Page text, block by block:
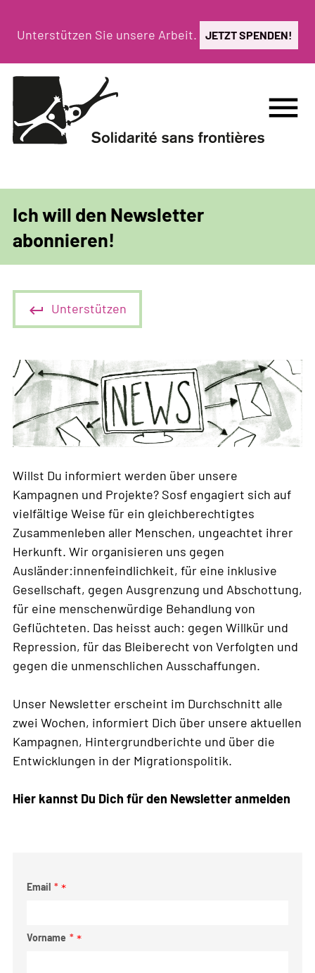
zumUnterstützen Sie unsere Arbeit. JETZT SPENDEN!
menu
Ich will den Newsletter
abonnieren!
Unterstützen
Willst Du informiert werden über unsere
Kampagnen und Projekte? Sosf engagiert sich auf
vielfältige Weise für ein gleichberechtigtes
Zusammenleben aller Menschen, ungeachtet ihrer
Herkunft. Wir organisieren uns gegen
Ausländer:innenfeindlichkeit, für eine inklusive
Gesellschaft, gegen Ausgrenzung und Abschottung,
für eine menschenwürdige Behandlung von
Geflüchteten. Das heisst auch: gegen Willkür und
Repression, für das Bleiberecht von Verfolgten und
gegen die unmenschlichen Ausschaffungen.
Unser Newsletter erscheint im Durchschnitt alle
zwei Wochen, informiert Dich über unsere aktuellen
Kampagnen, Hintergrundberichte und über die
Entwicklungen in der Migrationspolitik.
Hier kannst Du Dich für den Newsletter anmelden
Email *
Vorname *